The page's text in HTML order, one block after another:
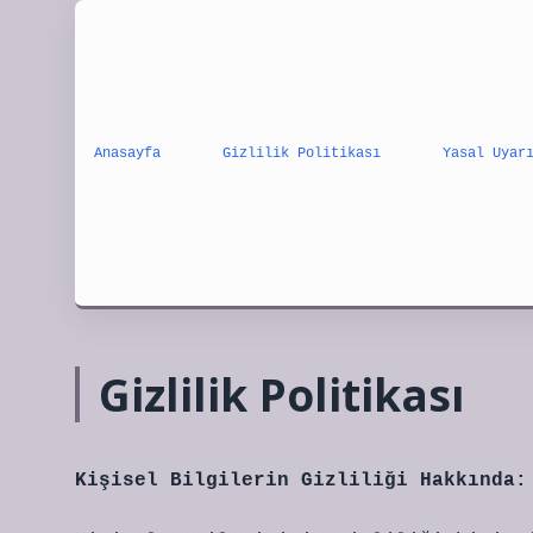
Anasayfa Gizlilik Politikası Yasal Uyarı
Gizlilik Politikası
Kişisel Bilgilerin Gizliliği Hakkında: